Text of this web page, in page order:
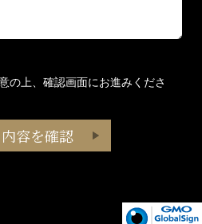
の上、確認画面にお進みくださ